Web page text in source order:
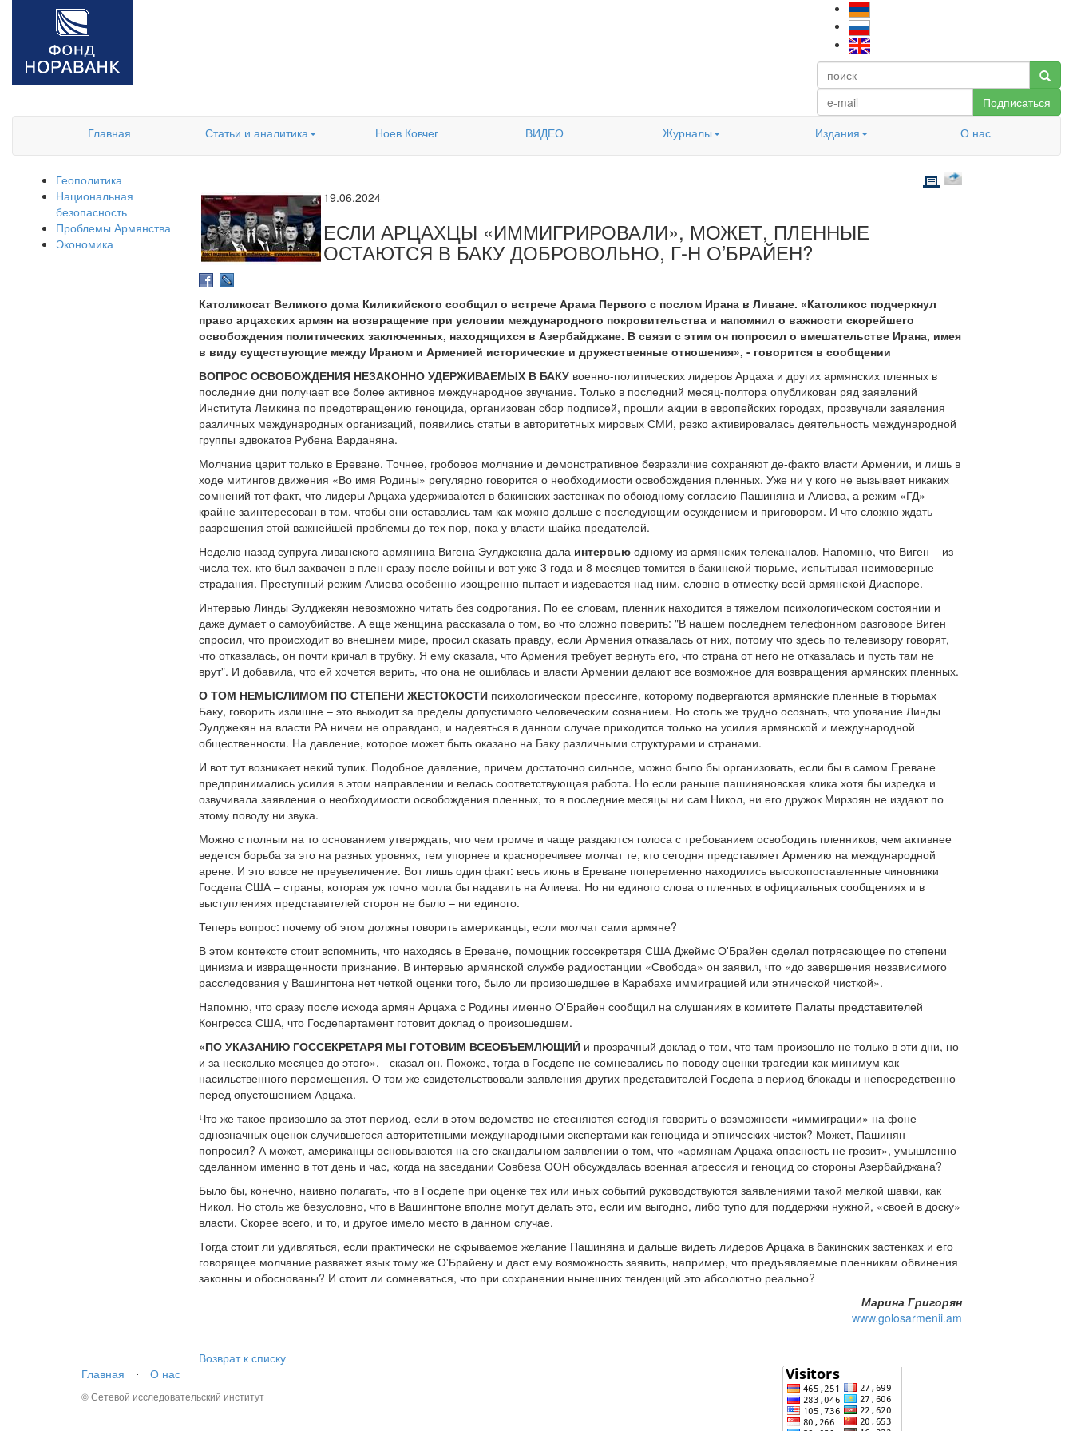
Подписаться
Главная
Статьи и аналитика Ноев Ковчег ВИДЕО Журналы Издания О нас
Геополитика
Национальная
безопасность
Проблемы Армянства
Экономика
19.06.2024
ЕСЛИ АРЦАХЦЫ «ИММИГРИРОВАЛИ», МОЖЕТ, ПЛЕННЫЕ
ОСТАЮТСЯ В БАКУ ДОБРОВОЛЬНО, Г-Н О’БРАЙЕН?
Католикосат Великого дома Киликийского сообщил о встрече Арама Первого с послом Ирана в Ливане. «Католикос подчеркнул
право арцахских армян на возвращение при условии международного покровительства и напомнил о важности скорейшего
освобождения политических заключенных, находящихся в Азербайджане. В связи с этим он попросил о вмешательстве Ирана, имея
в виду существующие между Ираном и Арменией исторические и дружественные отношения», - говорится в сообщении
ВОПРОС ОСВОБОЖДЕНИЯ НЕЗАКОННО УДЕРЖИВАЕМЫХ В БАКУ военно-политических лидеров Арцаха и других армянских пленных в
последние дни получает все более активное международное звучание. Только в последний месяц-полтора опубликован ряд заявлений
Института Лемкина по предотвращению геноцида, организован сбор подписей, прошли акции в европейских городах, прозвучали заявления
различных международных организаций, появились статьи в авторитетных мировых СМИ, резко активировалась деятельность международной
группы адвокатов Рубена Варданяна.
Молчание царит только в Ереване. Точнее, гробовое молчание и демонстративное безразличие сохраняют де-факто власти Армении, и лишь в
ходе митингов движения «Во имя Родины» регулярно говорится о необходимости освобождения пленных. Уже ни у кого не вызывает никаких
сомнений тот факт, что лидеры Арцаха удерживаются в бакинских застенках по обоюдному согласию Пашиняна и Алиева, а режим «ГД»
крайне заинтересован в том, чтобы они оставались там как можно дольше с последующим осуждением и приговором. И что сложно ждать
разрешения этой важнейшей проблемы до тех пор, пока у власти шайка предателей.
Неделю назад супруга ливанского армянина Вигена Эулджекяна дала интервью одному из армянских телеканалов. Напомню, что Виген – из
числа тех, кто был захвачен в плен сразу после войны и вот уже 3 года и 8 месяцев томится в бакинской тюрьме, испытывая неимоверные
страдания. Преступный режим Алиева особенно изощренно пытает и издевается над ним, словно в отместку всей армянской Диаспоре.
Интервью Линды Эулджекян невозможно читать без содрогания. По ее словам, пленник находится в тяжелом психологическом состоянии и
даже думает о самоубийстве. А еще женщина рассказала о том, во что сложно поверить: "В нашем последнем телефонном разговоре Виген
спросил, что происходит во внешнем мире, просил сказать правду, если Армения отказалась от них, потому что здесь по телевизору говорят,
что отказалась, он почти кричал в трубку. Я ему сказала, что Армения требует вернуть его, что страна от него не отказалась и пусть там не
врут". И добавила, что ей хочется верить, что она не ошиблась и власти Армении делают все возможное для возвращения армянских пленных.
О ТОМ НЕМЫСЛИМОМ ПО СТЕПЕНИ ЖЕСТОКОСТИ психологическом прессинге, которому подвергаются армянские пленные в тюрьмах
Баку, говорить излишне – это выходит за пределы допустимого человеческим сознанием. Но столь же трудно осознать, что упование Линды
Эулджекян на власти РА ничем не оправдано, и надеяться в данном случае приходится только на усилия армянской и международной
общественности. На давление, которое может быть оказано на Баку различными структурами и странами.
И вот тут возникает некий тупик. Подобное давление, причем достаточно сильное, можно было бы организовать, если бы в самом Ереване
предпринимались усилия в этом направлении и велась соответствующая работа. Но если раньше пашиняновская клика хотя бы изредка и
озвучивала заявления о необходимости освобождения пленных, то в последние месяцы ни сам Никол, ни его дружок Мирзоян не издают по
этому поводу ни звука.
Можно с полным на то основанием утверждать, что чем громче и чаще раздаются голоса с требованием освободить пленников, чем активнее
ведется борьба за это на разных уровнях, тем упорнее и красноречивее молчат те, кто сегодня представляет Армению на международной
арене. И это вовсе не преувеличение. Вот лишь один факт: весь июнь в Ереване попеременно находились высокопоставленные чиновники
Госдепа США – страны, которая уж точно могла бы надавить на Алиева. Но ни единого слова о пленных в официальных сообщениях и в
выступлениях представителей сторон не было – ни единого.
Теперь вопрос: почему об этом должны говорить американцы, если молчат сами армяне?
В этом контексте стоит вспомнить, что находясь в Ереване, помощник госсекретаря США Джеймс О'Брайен сделал потрясающее по степени
цинизма и извращенности признание. В интервью армянской службе радиостанции «Свобода» он заявил, что «до завершения независимого
расследования у Вашингтона нет четкой оценки того, было ли произошедшее в Карабахе иммиграцией или этнической чисткой».
Напомню, что сразу после исхода армян Арцаха с Родины именно О'Брайен сообщил на слушаниях в комитете Палаты представителей
Конгресса США, что Госдепартамент готовит доклад о произошедшем.
«ПО УКАЗАНИЮ ГОССЕКРЕТАРЯ МЫ ГОТОВИМ ВСЕОБЪЕМЛЮЩИЙ и прозрачный доклад о том, что там произошло не только в эти дни, но
и за несколько месяцев до этого», - сказал он. Похоже, тогда в Госдепе не сомневались по поводу оценки трагедии как минимум как
насильственного перемещения. О том же свидетельствовали заявления других представителей Госдепа в период блокады и непосредственно
перед опустошением Арцаха.
Что же такое произошло за этот период, если в этом ведомстве не стесняются сегодня говорить о возможности «иммиграции» на фоне
однозначных оценок случившегося авторитетными международными экспертами как геноцида и этнических чисток? Может, Пашинян
попросил? А может, американцы основываются на его скандальном заявлении о том, что «армянам Арцаха опасность не грозит», умышленно
сделанном именно в тот день и час, когда на заседании Совбеза ООН обсуждалась военная агрессия и геноцид со стороны Азербайджана?
Было бы, конечно, наивно полагать, что в Госдепе при оценке тех или иных событий руководствуются заявлениями такой мелкой шавки, как
Никол. Но столь же безусловно, что в Вашингтоне вполне могут делать это, если им выгодно, либо тупо для поддержки нужной, «своей в доску»
власти. Скорее всего, и то, и другое имело место в данном случае.
Тогда стоит ли удивляться, если практически не скрываемое желание Пашиняна и дальше видеть лидеров Арцаха в бакинских застенках и его
говорящее молчание развяжет язык тому же О'Брайену и даст ему возможность заявить, например, что предъявляемые пленникам обвинения
законны и обоснованы? И стоит ли сомневаться, что при сохранении нынешних тенденций это абсолютно реально?
Марина Григорян
www.golosarmenii.am
Возврат к списку
Главная
⋅ О нас
© Сетевой исследовательский институт